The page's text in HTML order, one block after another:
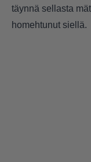
täynnä sellasta
homehtunut siellä.